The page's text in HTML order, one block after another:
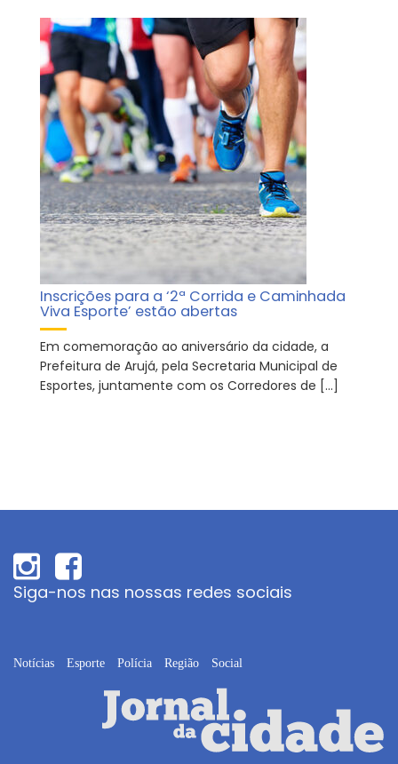
Inscrições para a ‘2ª Corrida e Caminhada
Viva Esporte’ estão abertas
Em comemoração ao aniversário da cidade, a
Prefeitura de Arujá, pela Secretaria Municipal de
Esportes, juntamente com os Corredores de […]
Siga-nos nas nossas redes sociais
Notícias Esporte Polícia Região Social